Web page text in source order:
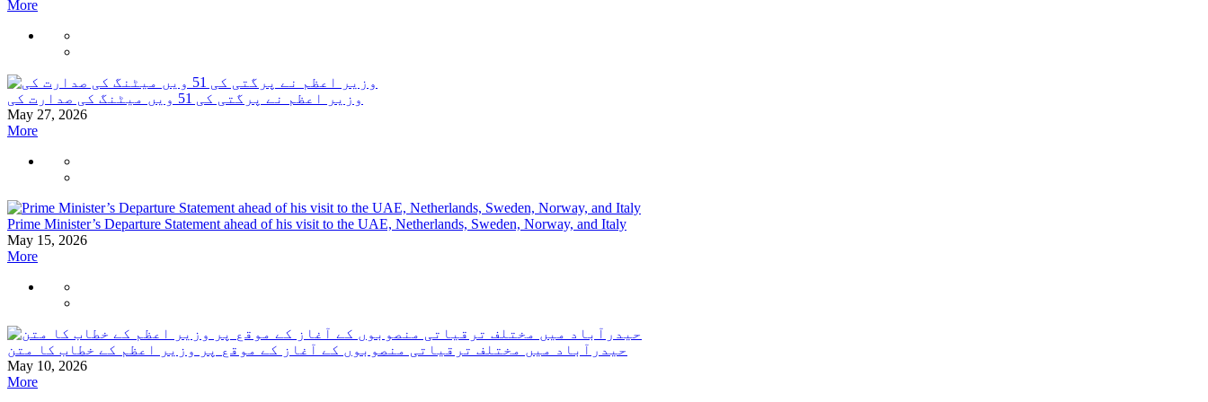
More
وزیر اعظم نے پرگتی کی 51 ویں میٹنگ کی صدارت کی
May 27, 2026
More
Prime Minister’s Departure Statement ahead of his visit to the UAE, Netherlands, Sweden, Norway, and Italy
May 15, 2026
More
حیدرآباد میں مختلف ترقیاتی منصوبوں کے آغاز کے موقع پر وزیر اعظم کے خطاب کا متن
May 10, 2026
More